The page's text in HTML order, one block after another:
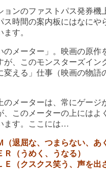
ョンのファストパス発券機
ス時間の案内板にはなにや
す。
のメーター」。映画の原作
が、このモンスターズイン
変える」仕事（映画の物語
のメーターは、常にゲージ
、このメーターの上にはよ
ます。ここには…
（退屈な、つまらない、あ
Ｒ（うめく、うなる）
Ｅ（クスクス笑う、声を出